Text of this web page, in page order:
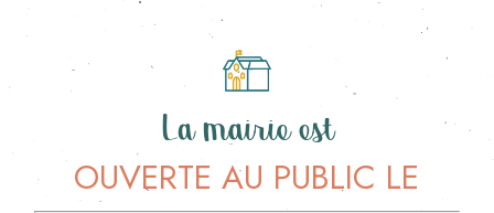
La mairie est
OUVERTE AU PUBLIC LE